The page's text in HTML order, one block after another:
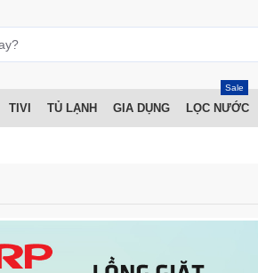
TIVI TỦ LẠNH GIA DỤNG LỌC NƯỚC
Sale